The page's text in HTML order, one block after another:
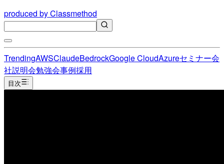
produced by Classmethod
TrendingAWSClaudeBedrockGoogle CloudAzureセミナー会
社説明会勉強会事例採用
目次